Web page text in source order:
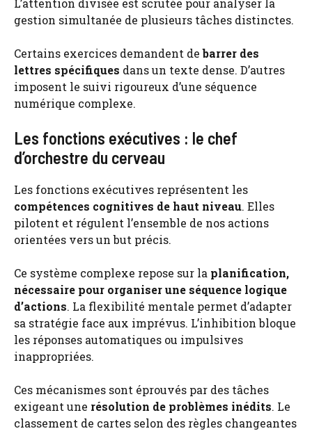
gestion simultanée de plusieurs tâches distinctes.
Certains exercices demandent debarrer des
lettres spécifiques dans un texte dense. D’autres
imposent le suivi rigoureux d’une séquence
numérique complexe.
Les fonctions exécutives : le chef
d’orchestre du cerveau
Les fonctions exécutives représentent les
compétences cognitives de haut niveau. Elles
pilotent et régulent l’ensemble de nos actions
orientées vers un but précis.
Ce système complexe repose sur la planification,
nécessaire pour organiser une séquence logique
d’actions. La flexibilité mentale permet d’adapter
sa stratégie face aux imprévus. L’inhibition bloque
les réponses automatiques ou impulsives
inappropriées.
Ces mécanismes sont éprouvés par des tâches
exigeant une résolution de problèmes inédits. Le
classement de cartes selon des règles changeantes